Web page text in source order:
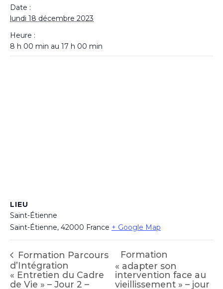
Date :
lundi 18 décembre 2023
Heure :
8 h 00 min au 17 h 00 min
LIEU
Saint-Étienne
Saint-Étienne, 42000 France + Google Map
Formation Parcours
d’Intégration
« Entretien du Cadre
de Vie » – Jour 2 –
Formation
« adapter son
intervention face au
vieillissement » – jour